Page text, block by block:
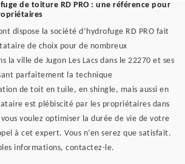
de toiture RD PRO : une référence pour
dispose la société d’hydrofuge RD PRO fait
de choix pour de nombreux
la ville de Jugon Les Lacs dans le 22270 et ses
parfaitement la technique
de toit en tuile, en shingle, mais aussi en
est plébiscité par les propriétaires dans
voulez optimiser la durée de vie de votre
à cet expert. Vous n’en serez que satisfait.
informations, contactez-le.